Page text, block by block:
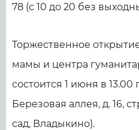
78 (с 10 до 20 без
Торжественное
мамы и центра
состоится 1 июня в 13.00
Березовая аллея, д. 16,
сад, Владыкино).